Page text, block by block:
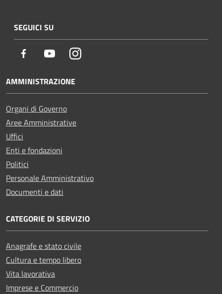
SEGUICI SU
Facebook YoutubeInstagram
AMMINISTRAZIONE
Organi di Governo
Aree Amministrative
Uffici
Enti e fondazioni
Politici
Personale Amministrativo
Documenti e dati
CATEGORIE DI SERVIZIO
Anagrafe e stato civile
Cultura e tempo libero
Vita lavorativa
Imprese e Commercio